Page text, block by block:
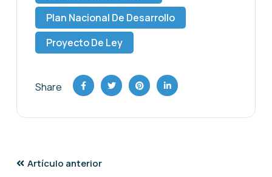
Plan Nacional De Desarrollo
Proyecto De Ley
Share
Artículo anterior